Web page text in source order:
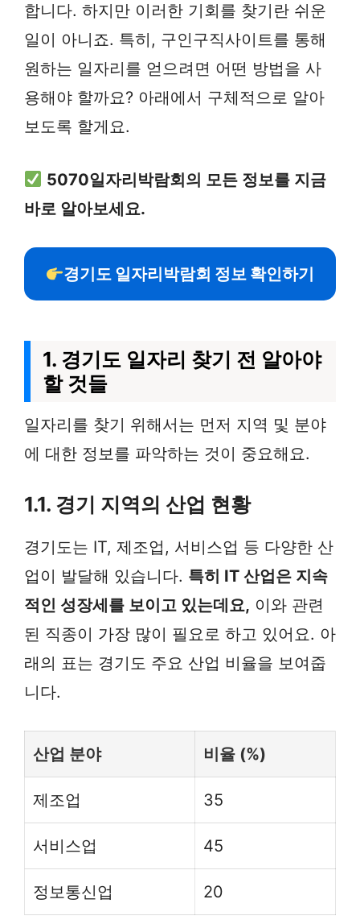
합니다. 하지만 이러한 기회를 찾기란 쉬운
일이 아니죠. 특히, 구인구직사이트를 통해
원하는 일자리를 얻으려면 어떤 방법을 사
용해야 할까요? 아래에서 구체적으로 알아
보도록 할게요.
5070일자리박람회의 모든 정보를 지금
바로 알아보세요.
경기도 일자리박람회 정보 확인하기
1. 경기도 일자리 찾기 전 알아야
할 것들
일자리를 찾기 위해서는 먼저 지역 및 분야
에 대한 정보를 파악하는 것이 중요해요.
1.1. 경기 지역의 산업 현황
경기도는 IT, 제조업, 서비스업 등 다양한 산
업이 발달해 있습니다. 특히 IT 산업은 지속
적인 성장세를 보이고 있는데요, 이와 관련
된 직종이 가장 많이 필요로 하고 있어요. 아
래의 표는 경기도 주요 산업 비율을 보여줍
니다.
산업 분야 비율 (%)
제조업 35
서비스업 45
정보통신업 20